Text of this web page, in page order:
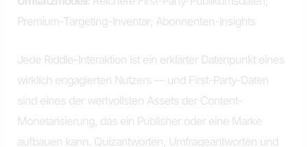
Premium-Targeting-Inventar; Abonnenten-Insights
Jede Riddle-Interaktion ist ein erklärter Datenpunkt eines
wirklich engagierten Nutzers — und First-Party-Daten
sind eines der wertvollsten Assets der Content-
Monetarisierung, das ein Publisher oder eine Marke
aufbauen kann. Quizantworten, Umfrageantworten und